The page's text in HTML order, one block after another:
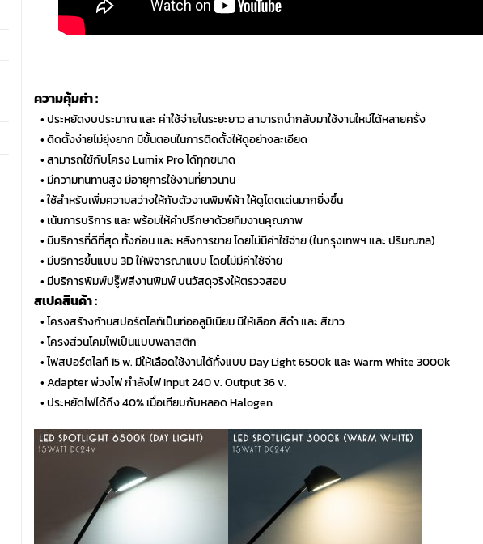
ความคุ้มค่า :
• ประหยัดงบประมาณ และ ค่าใช้จ่ายในระยะยาว สามารถนำกลับมาใช้งานใหม่ได้หลายครั้ง
• ติดตั้งง่ายไม่ยุ่งยาก มีขั้นตอนในการติดตั้งให้ดูอย่างละเอียด
• สามารถใช้กับโครง Lumix Pro ได้ทุกขนาด
• มีความทนทานสูง มีอายุการใช้งานที่ยาวนาน
• ใช้สำหรับเพิ่มความสว่างให้กับตัวงานพิมพ์ผ้า ให้ดูโดดเด่นมากยิ่งขึ้น
• เน้นการบริการ และ พร้อมให้คำปรึกษาด้วยทีมงานคุณภาพ
• มีบริการที่ดีที่สุด ทั้งก่อน และ หลังการขาย โดยไม่มีค่าใช้จ่าย (ในกรุงเทพฯ และ ปริมณฑล)
• มีบริการขึ้นแบบ 3D ให้พิจารณาแบบ โดยไม่มีค่าใช้จ่าย
• มีบริการพิมพ์ปรู๊ฟสีงานพิมพ์ บนวัสดุจริงให้ตรวจสอบ
สเปคสินค้า :
• โครงสร้างก้านสปอร์ตไลท์เป็นท่ออลูมิเนียม มีให้เลือก สีดำ และ สีขาว
• โครงส่วนโคมไฟเป็นแบบพลาสติก
• ไฟสปอร์ตไลท์ 15 w. มีให้เลือดใช้งานได้ทั้งแบบ Day Light 6500k และ Warm White 3000k
• Adapter พ่วงไฟ กำลังไฟ Input 240 v. Output 36 v.
• ประหยัดไฟได้ถึง 40% เมื่อเทียบกับหลอด Halogen